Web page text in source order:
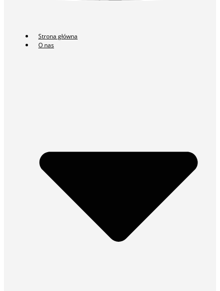
Strona główna
O nas